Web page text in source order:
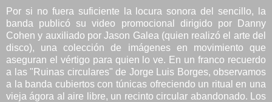
Por si no fuera suficiente la locura sonora del sencillo, la
banda publicó su video promocional dirigido por Danny
Cohen y auxiliado por Jason Galea (quien realizó el arte del
disco), una colección de imágenes en movimiento que
aseguran el vértigo para quien lo ve. En un franco recuerdo
a las "Ruinas circulares" de Jorge Luis Borges, observamos
a la banda cubiertos con túnicas ofreciendo un ritual en una
vieja ágora al aire libre, un recinto circular abandonado. Los